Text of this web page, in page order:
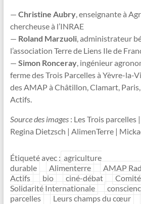
— Christine Aubry, enseignante à
chercheuse à l’INRAE
— Roland Marzuoli, administrateur
l’association Terre de Liens Ile de
— Simon Ronceray, ingénieur
ferme des Trois Parcelles à Yèvre-la-
des AMAP à Châtillon, Clamart,
Actifs.
Source des images: Les Trois parcelles |
Regina Dietzsch | AlimenTerre |
Étiqueté avec : agriculture
durable
Alimenterre
AMAP
Actifs
bio ciné-débat
Solidarité Internationale
parcelles
Leurs champs du cœur